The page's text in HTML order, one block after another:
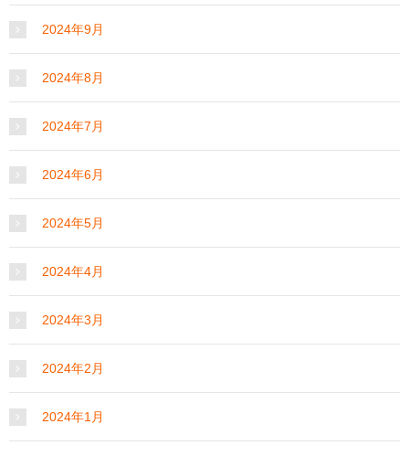
2024年9月
2024年8月
2024年7月
2024年6月
2024年5月
2024年4月
2024年3月
2024年2月
2024年1月